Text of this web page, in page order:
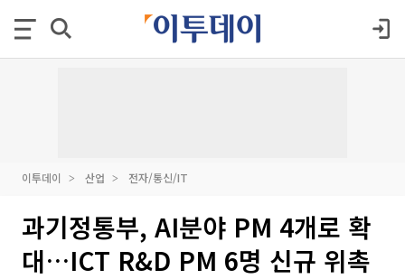
이투데이 산업 전자/통신/IT
과기정통부, AI분야 PM 4개로 확
대…ICT R&D PM 6명 신규 위촉